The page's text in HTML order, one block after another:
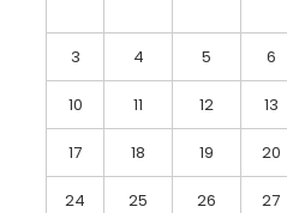
3 4 5 6
10 11 12 13
17 18 19 20
24 25 26 27